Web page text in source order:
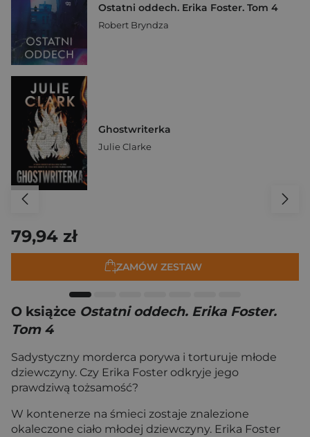
Ostatni oddech. Erika Foster. Tom 4
Robert Bryndza
Ghostwriterka
Julie Clarke
79,94 zł
ZAMÓW ZESTAW
O książce Ostatni oddech. Erika Foster.
Tom 4
Sadystyczny morderca porywa i torturuje młode
dziewczyny. Czy Erika Foster odkryje jego
prawdziwą tożsamość?
W kontenerze na śmieci zostaje znalezione
okaleczone ciało młodej dziewczyny. Erika Foster